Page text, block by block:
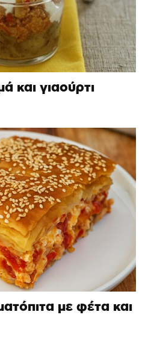
και γιαούρτι
με φέτα και